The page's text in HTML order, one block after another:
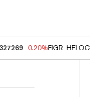
-0.20%FIGR_HELOC